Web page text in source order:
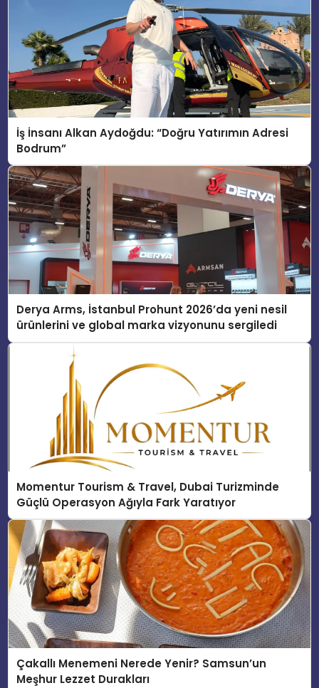
İş İnsanı Alkan Aydoğdu: “Doğru Yatırımın Adresi
Bodrum”
Derya Arms, İstanbul Prohunt 2026’da yeni nesil
ürünlerini ve global marka vizyonunu sergiledi
Momentur Tourism & Travel, Dubai Turizminde
Güçlü Operasyon Ağıyla Fark Yaratıyor
Çakallı Menemeni Nerede Yenir? Samsun’un
Meşhur Lezzet Durakları